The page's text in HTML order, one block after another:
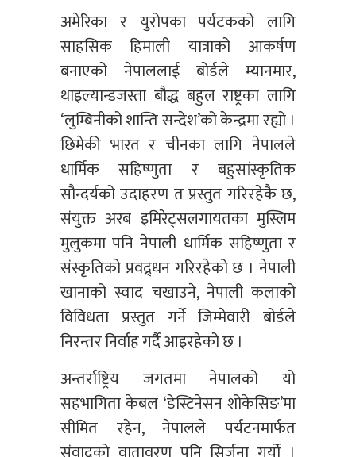
अमेरिका र युरोपका पर्यटकको लागि
साहसिक हिमाली यात्राको आकर्षण
बनाएको नेपाललाई बोर्डले म्यानमार,
थाइल्यान्डजस्ता बौद्ध बहुल राष्ट्रका लागि
‘लुम्बिनीको शान्ति सन्देश’को केन्द्रमा रह्यो ।
छिमेकी भारत र चीनका लागि नेपालले
धार्मिक सहिष्णुता र बहुसांस्कृतिक
सौन्दर्यको उदाहरण त प्रस्तुत गरिरहेकै छ,
संयुक्त अरब इमिरेट्सलगायतका मुस्लिम
मुलुकमा पनि नेपाली धार्मिक सहिष्णुता र
संस्कृतिको प्रवद्र्धन गरिरहेको छ । नेपाली
खानाको स्वाद चखाउने, नेपाली कलाको
विविधता प्रस्तुत गर्ने जिम्मेवारी बोर्डले
निरन्तर निर्वाह गर्दै आइरहेको छ ।
अन्तर्राष्ट्रिय जगतमा नेपालको यो
सहभागिता केबल ‘डेस्टिनेसन शोकेसिङ’मा
सीमित रहेन, नेपालले पर्यटनमार्फत